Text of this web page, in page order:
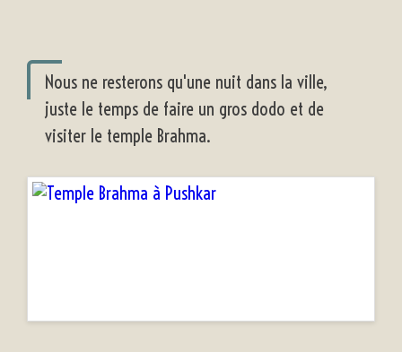
Nous ne resterons qu'une nuit dans la ville,
juste le temps de faire un gros dodo et de
visiter le temple Brahma.